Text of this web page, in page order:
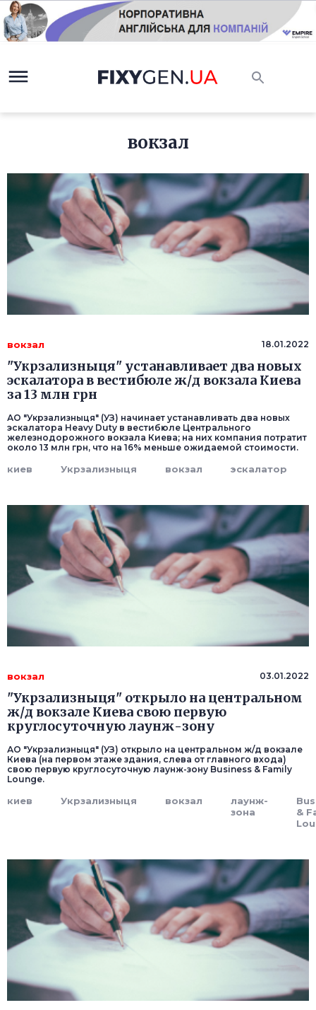
вокзал
вокзал 18.01.2022
"Укрзализныця" устанавливает два новых
эскалатора в вестибюле ж/д вокзала Киева
за 13 млн грн
АО "Укрзализныця" (УЗ) начинает устанавливать два новых
эскалатора Heavy Duty в вестибюле Центрального
железнодорожного вокзала Киева; на них компания потратит
около 13 млн грн, что на 16% меньше ожидаемой стоимости.
киев Укрзализныця вокзал эскалатор
вокзал 03.01.2022
"Укрзализныця" открыло на центральном
ж/д вокзале Киева свою первую
круглосуточную лаунж-зону
АО "Укрзализныця" (УЗ) открыло на центральном ж/д вокзале
Киева (на первом этаже здания, слева от главного входа)
свою первую круглосуточную лаунж-зону Business & Family
Lounge.
киев Укрзализныця вокзал
лаунж-
зона
&